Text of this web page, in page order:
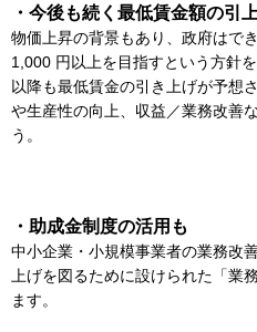
・今後も続く最低賃金額の引
物価上昇の背景もあり、政府はで
1,000 円以上を目指すという方針
以降も最低賃金の引き上げが予想
や生産性の向上、収益／業務改善
う。
・助成金制度の活用も
中小企業・小規模事業者の業務改
上げを図るために設けられた「業
ます。